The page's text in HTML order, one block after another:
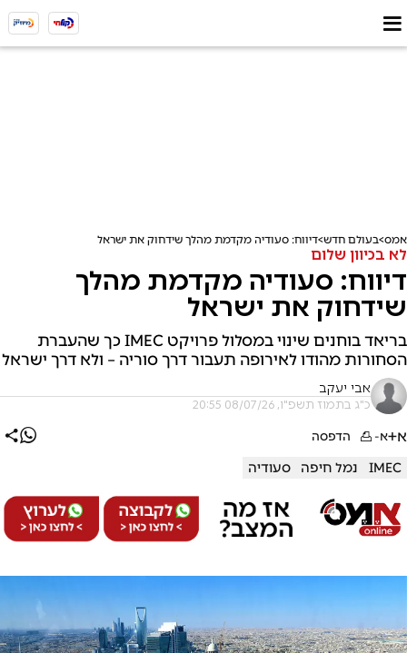
אמס בעולם חדש דיווח: סעודיה מקדמת מהלך שידחוק את ישראל
לא בכיוון שלום
דיווח: סעודיה מקדמת מהלך
שידחוק את ישראל
בריאד בוחנים שינוי במסלול פרויקט IMEC כך שהעברת
הסחורות מהודו לאירופה תעבור דרך סוריה – ולא דרך ישראל
אבי יעקב
כ"ג בתמוז תשפ"ו, 08/07/26 20:55
א+א- הדפסה
IMEC נמל חיפה סעודיה